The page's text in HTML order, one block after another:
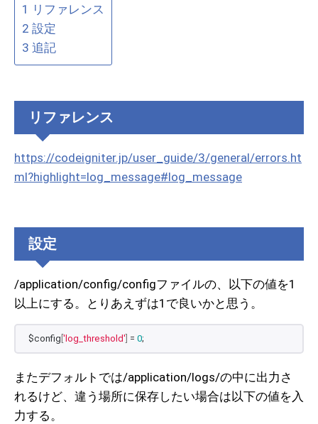
1 リファレンス
2 設定
3 追記
リファレンス
https://codeigniter.jp/user_guide/3/general/errors.ht
ml?highlight=log_message#log_message
設定
/application/config/configファイルの、以下の値を1
以上にする。とりあえずは1で良いかと思う。
$config 'log_threshold' = 0;
またデフォルトでは/application/logs/の中に出力さ
れるけど、違う場所に保存したい場合は以下の値を入
力する。